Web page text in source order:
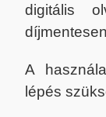
digitális
A
lépés